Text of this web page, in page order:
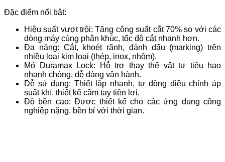
Đặc điểm nổi bật:
Hiệu suất vượt trội: Tăng công suất cắt 70% so với các
dòng máy cùng phân khúc, tốc độ cắt nhanh hơn.
Đa năng: Cắt, khoét rãnh, đánh dấu (marking) trên
nhiều loại kim loại (thép, inox, nhôm).
Mỏ Duramax Lock: Hỗ trợ thay thế vật tư tiêu hao
nhanh chóng, dễ dàng vận hành.
Dễ sử dụng: Thiết lập nhanh, tự động điều chỉnh áp
suất khí, thiết kế cầm tay tiện lợi.
Độ bền cao: Được thiết kế cho các ứng dụng công
nghiệp nặng, bền bỉ với thời gian.